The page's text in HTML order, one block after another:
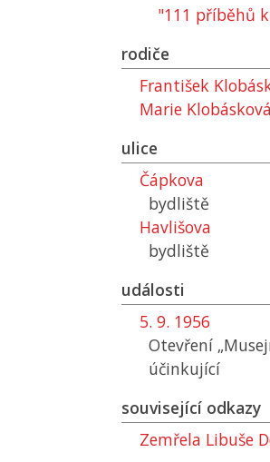
"111 příběhů
rodiče
František
Marie
ulice
Čápkova
bydliště
Havlišova
bydliště
události
5. 9. 1956
Otevření
účinkující
související odkazy
Zemřela Libuše